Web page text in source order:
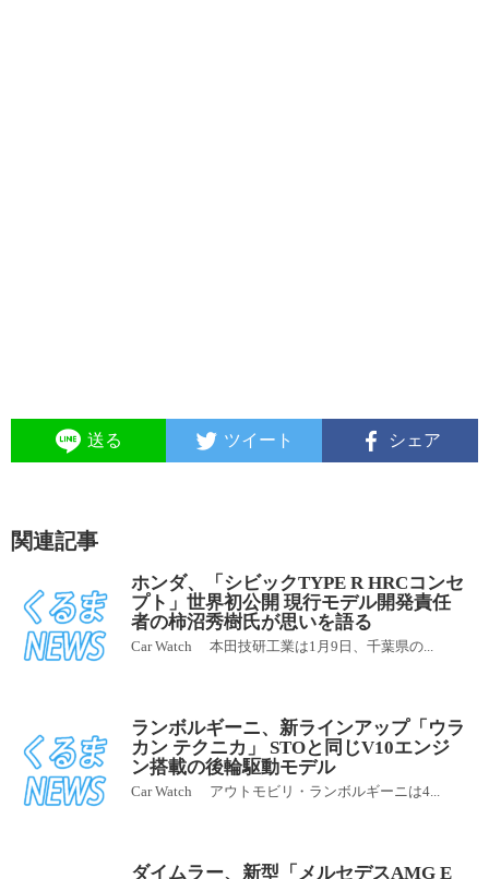
送る ツイート シェア
関連記事
ホンダ、「シビックTYPE R HRCコンセ
プト」世界初公開 現行モデル開発責任
者の柿沼秀樹氏が思いを語る
Car Watch 本田技研工業は1月9日、千葉県の...
ランボルギーニ、新ラインアップ「ウラ
カン テクニカ」 STOと同じV10エンジ
ン搭載の後輪駆動モデル
Car Watch アウトモビリ・ランボルギーニは4...
ダイムラー、新型「メルセデスAMG E